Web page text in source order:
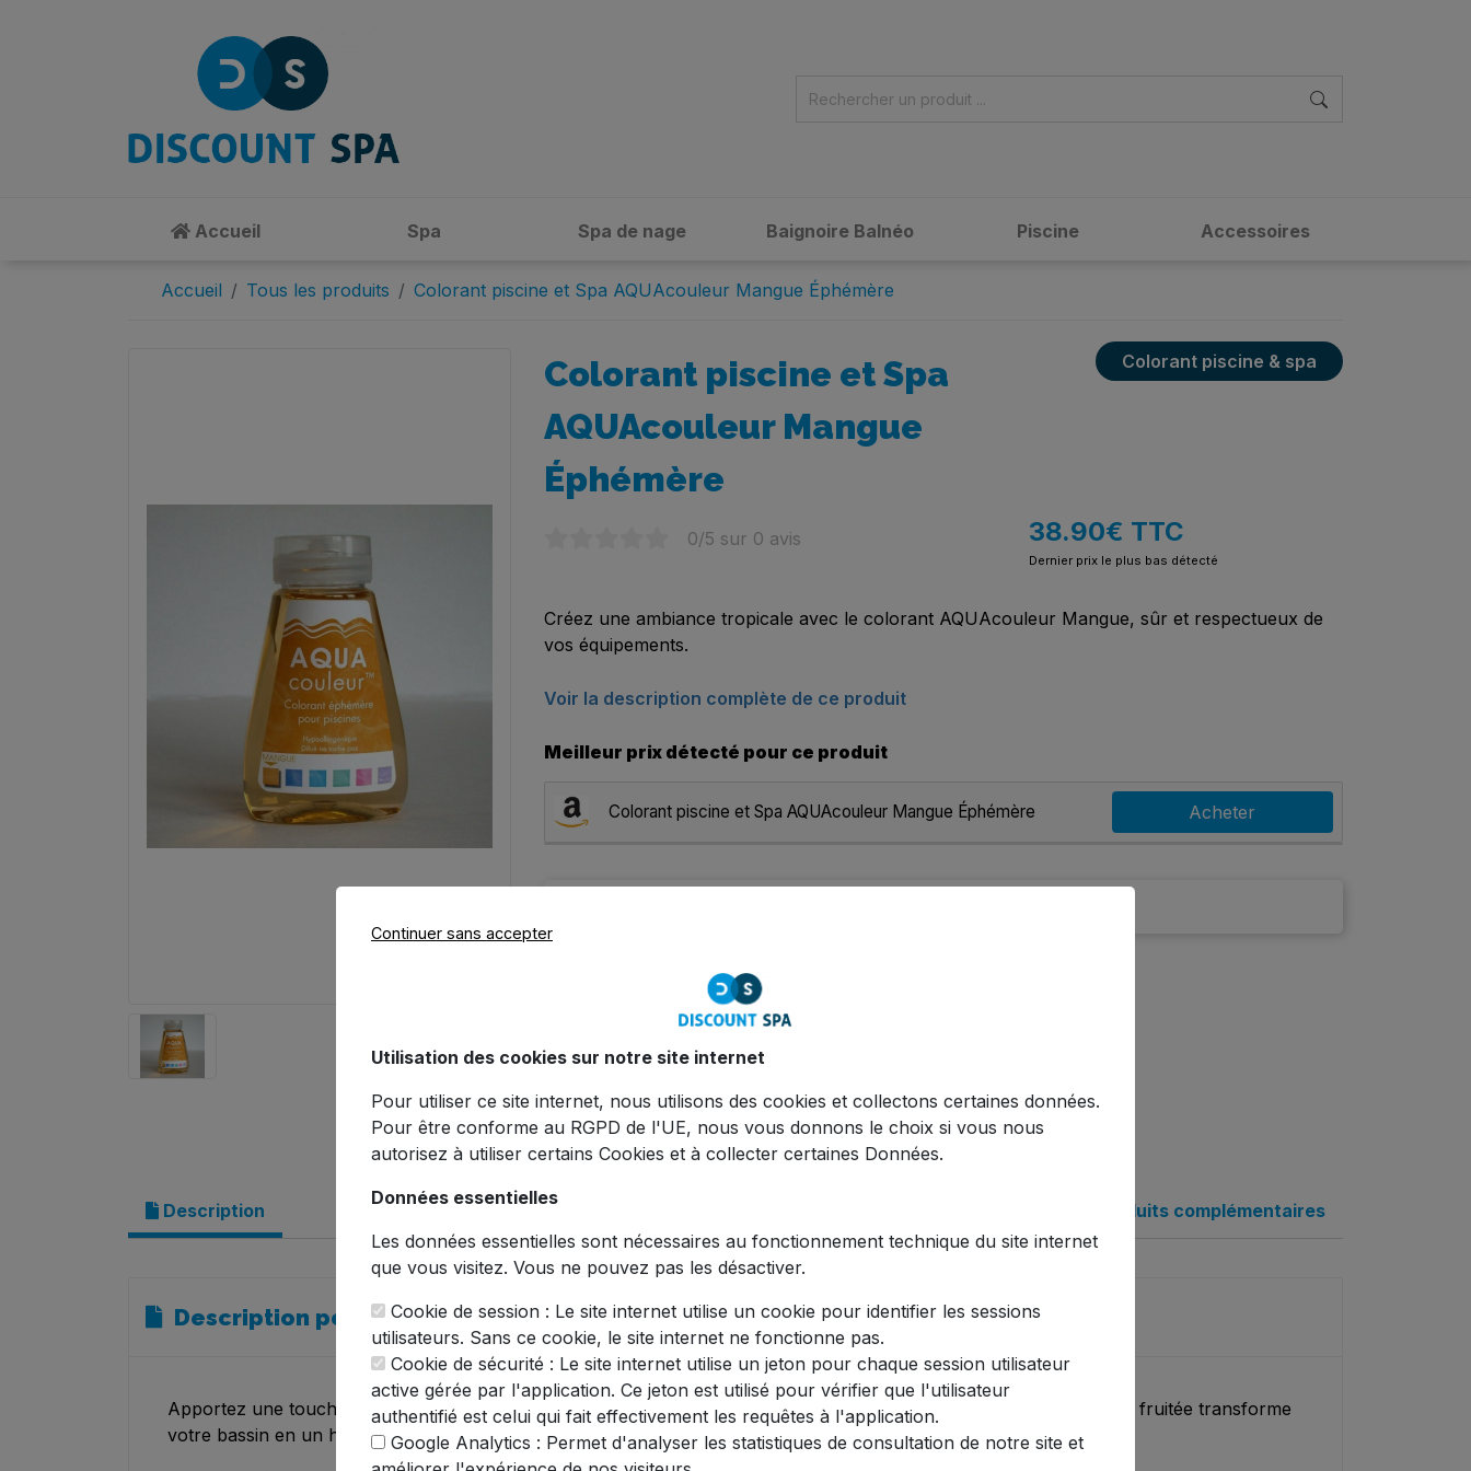
Accueil Spa Spa de nage Baignoire Balnéo Piscine Accessoires
Accueil Tous les produits Colorant piscine et Spa AQUAcouleur Mangue Éphémère
Colorant piscine et Spa
AQUAcouleur Mangue
Éphémère
Colorant piscine & spa
0/5 sur 0 avis 38.90€ TTC
Dernier prix le plus bas détecté
Créez une ambiance tropicale avec le colorant AQUAcouleur Mangue, sûr et respectueux de
vos équipements.
Voir la description complète de ce produit
Meilleur prix détecté pour ce produit
Colorant piscine et Spa AQUAcouleur Mangue Éphémère Acheter
Description Produits complémentaires
Description pour Colorant piscine et Spa AQUAcouleur Mangue Éphémère
Apportez une touche ensoleillée à votre piscine ou spa avec le colorant AQUAcouleur Mangue. Sa teinte chaude et fruitée transforme
votre bassin en un havre tropical, parfait pour vos moments de détente ou vos événements festifs.
Continuer sans accepter
Utilisation des cookies sur notre site internet
Pour utiliser ce site internet, nous utilisons des cookies et collectons certaines données.
Pour être conforme au RGPD de l'UE, nous vous donnons le choix si vous nous
autorisez à utiliser certains Cookies et à collecter certaines Données.
Données essentielles
Les données essentielles sont nécessaires au fonctionnement technique du site internet
que vous visitez. Vous ne pouvez pas les désactiver.
Cookie de session : Le site internet utilise un cookie pour identifier les sessions
utilisateurs. Sans ce cookie, le site internet ne fonctionne pas.
Cookie de sécurité : Le site internet utilise un jeton pour chaque session utilisateur
active gérée par l'application. Ce jeton est utilisé pour vérifier que l'utilisateur
authentifié est celui qui fait effectivement les requêtes à l'application.
Google Analytics : Permet d'analyser les statistiques de consultation de notre site et